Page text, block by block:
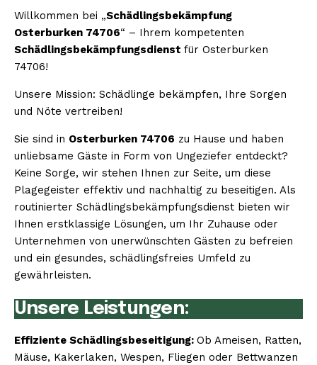
Willkommen bei „Schädlingsbekämpfung
Osterburken 74706“ – Ihrem kompetenten
Schädlingsbekämpfungsdienst für Osterburken
74706!
Unsere Mission: Schädlinge bekämpfen, Ihre Sorgen
und Nöte vertreiben!
Sie sind in Osterburken 74706 zu Hause und haben
unliebsame Gäste in Form von Ungeziefer entdeckt?
Keine Sorge, wir stehen Ihnen zur Seite, um diese
Plagegeister effektiv und nachhaltig zu beseitigen. Als
routinierter Schädlingsbekämpfungsdienst bieten wir
Ihnen erstklassige Lösungen, um Ihr Zuhause oder
Unternehmen von unerwünschten Gästen zu befreien
und ein gesundes, schädlingsfreies Umfeld zu
gewährleisten.
Unsere Leistungen:
Effiziente Schädlingsbeseitigung: Ob Ameisen, Ratten,
Mäuse, Kakerlaken, Wespen, Fliegen oder Bettwanzen